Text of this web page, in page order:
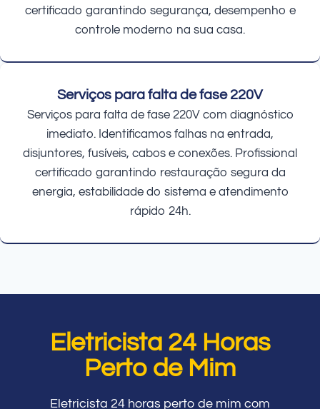
certificado garantindo segurança, desempenho e
controle moderno na sua casa.
Serviços para falta de fase 220V
Serviços para falta de fase 220V com diagnóstico
imediato. Identificamos falhas na entrada,
disjuntores, fusíveis, cabos e conexões. Profissional
certificado garantindo restauração segura da
energia, estabilidade do sistema e atendimento
rápido 24h.
Eletricista 24 Horas
Perto de Mim
Eletricista 24 horas perto de mim com